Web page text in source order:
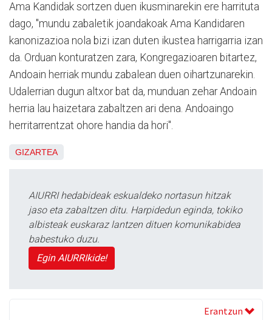
Ama Kandidak sortzen duen ikusminarekin ere harrituta
dago, "mundu zabaletik joandakoak Ama Kandidaren
kanonizazioa nola bizi izan duten ikustea harrigarria izan
da. Orduan konturatzen zara, Kongregazioaren bitartez,
Andoain herriak mundu zabalean duen oihartzunarekin.
Udalerrian dugun altxor bat da, munduan zehar Andoain
herria lau haizetara zabaltzen ari dena. Andoaingo
herritarrentzat ohore handia da hori".
GIZARTEA
AIURRI hedabideak eskualdeko nortasun hitzak
jaso eta zabaltzen ditu. Harpidedun eginda, tokiko
albisteak euskaraz lantzen dituen komunikabidea
babestuko duzu.
Egin AIURRIkide!
Erantzun